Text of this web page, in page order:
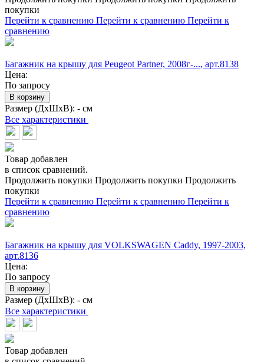
покупки
Перейти к сравнению Перейти к сравнению Перейти к
сравнению
Багажник на крышу для Peugeot Partner, 2008г-..., арт.8138
Цена:
По запросу
В корзину
Размер (ДхШхВ): - см
Все характеристики
Товар добавлен
в список сравнений.
Продолжить покупки Продолжить покупки Продолжить
покупки
Перейти к сравнению Перейти к сравнению Перейти к
сравнению
Багажник на крышу для VOLKSWAGEN Caddy, 1997-2003,
арт.8136
Цена:
По запросу
В корзину
Размер (ДхШхВ): - см
Все характеристики
Товар добавлен